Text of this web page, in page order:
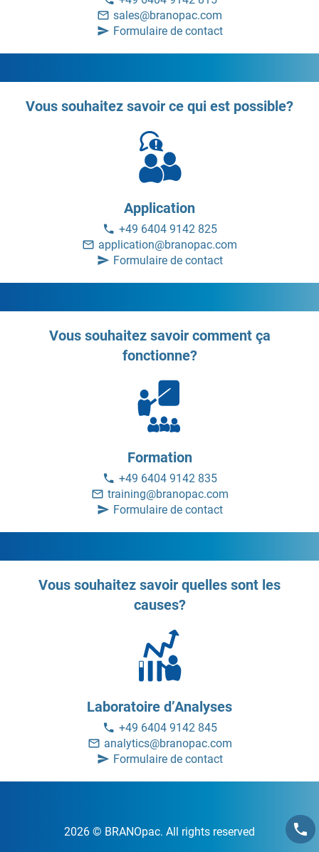
sales@branopac.com
Formulaire de contact
Vous souhaitez savoir ce qui est possible?
Application
+49 6404 9142 825
application@branopac.com
Formulaire de contact
Vous souhaitez savoir comment ça
fonctionne?
Formation
+49 6404 9142 835
training@branopac.com
Formulaire de contact
Vous souhaitez savoir quelles sont les
causes?
Laboratoire d’Analyses
+49 6404 9142 845
analytics@branopac.com
Formulaire de contact
2026 © BRANOpac. All rights reserved